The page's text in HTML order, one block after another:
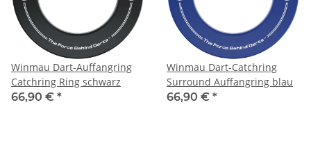
Winmau Dart-Auffangring
Catchring Ring schwarz
66,90 € *
Winmau Dart-Catchring
Surround Auffangring blau
66,90 € *